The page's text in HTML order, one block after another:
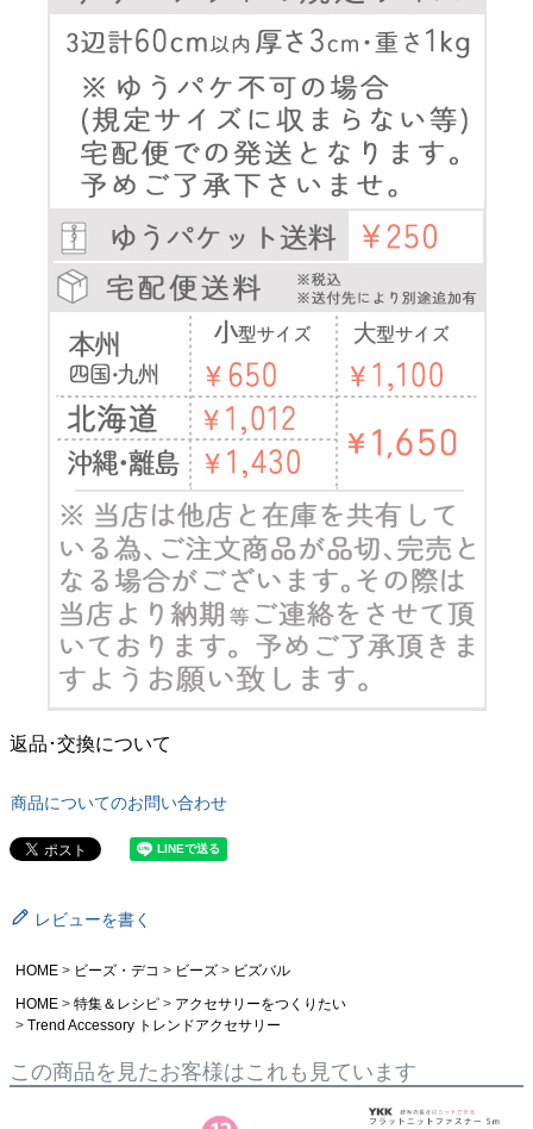
返品･交換について
商品についてのお問い合わせ
レビューを書く
HOME ビーズ・デコ ビーズ
ビズバル
HOME
特集＆レシピ
アクセサリーをつくりたい
Trend Accessory トレンドアクセサリー
この商品を見たお客様はこれも見ています